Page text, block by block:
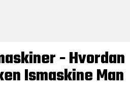
- Hvordan
Ismaskine Man